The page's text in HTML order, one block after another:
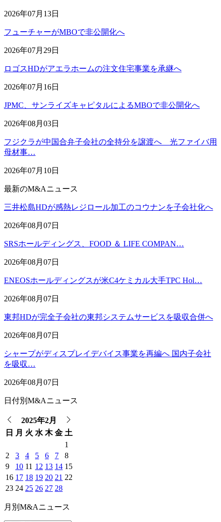
2026年07月13日
フューチャーがMBOで非公開化へ
2026年07月29日
ロゴスHDがアエラホームの注文住宅事業を承継へ
2026年07月16日
JPMC、サンライズキャピタルによるMBOで非公開化へ
2026年08月03日
フジクラが中国合弁子会社の全持分を譲渡へ 光ファイバ用
母材事…
2026年07月10日
最新のM&Aニュース
三井松島HDが感熱レジロール加工のコウナンを子会社化へ
2026年08月07日
SRSホールディングス、FOOD ＆ LIFE COMPAN…
2026年08月07日
ENEOSホールディングスが米C4ケミカル大手TPC Hol…
2026年08月07日
東邦HDが完全子会社の東邦システムサービスを吸収合併へ
2026年08月07日
シャープがディスプレイデバイス事業を再編へ 国内子会社
を吸収…
2026年08月07日
日付別M&Aニュース
2025年2月
日
月 火 水 木 金 土
1
2
3 4 5 6 7
8
9
10 11 12 13 14 15
16 17 18 19 20 21 22
23 24 25 26 27 28
月別M&Aニュース